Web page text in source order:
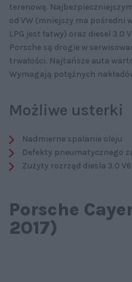
terenową.
od VW (mniejszy ma
LPG jest łatwy) oraz diesel 3.0
Porsche są drogie w
trwałości. Najtańsze auta
Wymagają potężnych
Możliwe usterki
Nadmierne spalanie oleju
Defekty pneumatycznego
Zużyty rozrząd diesla 3.0 V6
Porsche
2017)